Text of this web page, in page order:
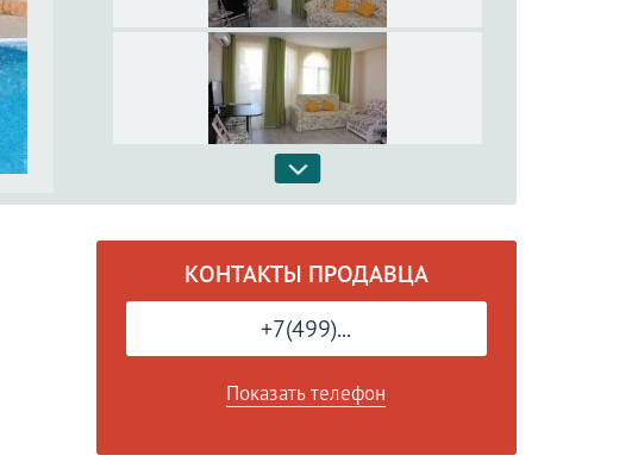
КОНТАКТЫ ПРОДАВЦА
+7(499)...
Показать телефон